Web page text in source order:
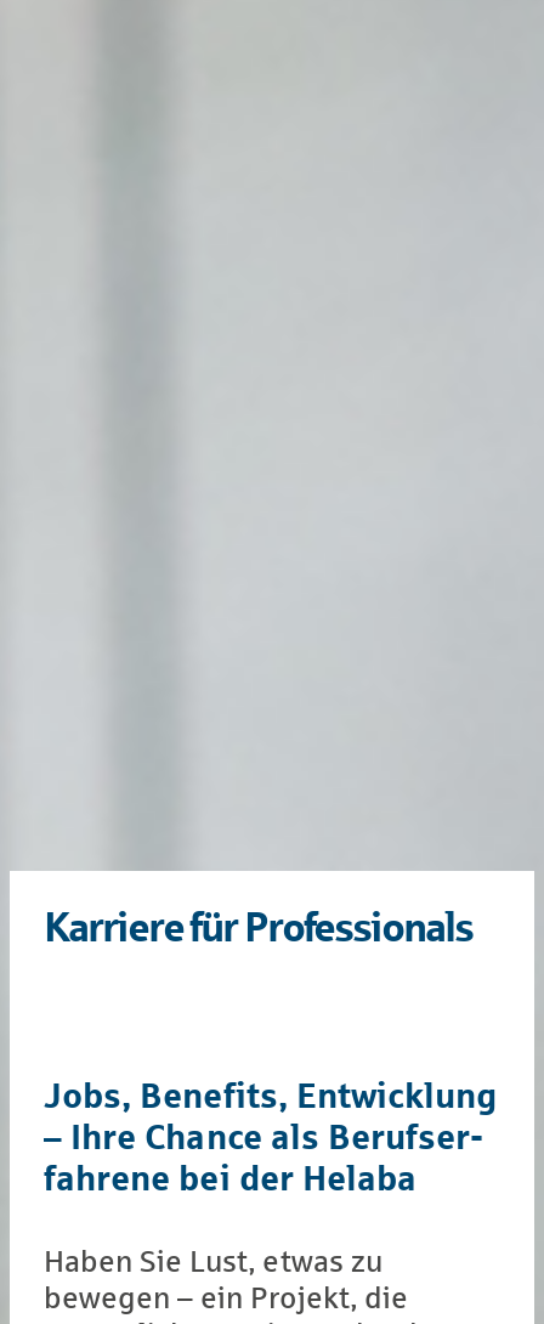
Kar­rie­re für Pro­fes­sio­nals
Jobs, Bene­fits, Ent­wick­lung
– Ihre Chance als Be­rufs­er­
fah­rene bei der Helaba
Haben Sie Lust, etwas zu
bewegen – ein Projekt, die